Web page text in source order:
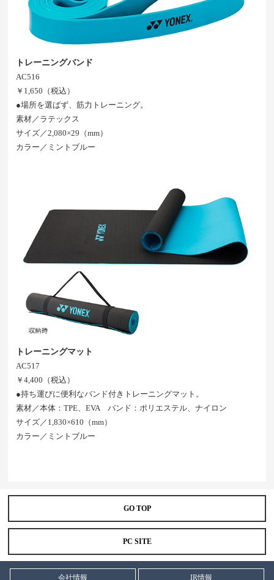
トレーニングバンド
AC516
￥1,650（税込）
●場所を選ばず、筋力トレーニング。
素材／ラテックス
サイズ／2,080×29（mm）
カラー／ミントブルー
トレーニングマット
AC517
￥4,400（税込）
●持ち運びに便利なバンド付きトレーニングマット。
素材／本体：TPE、EVA バンド：ポリエステル、ナイロン
サイズ／1,830×610（mm）
カラー／ミントブルー
GO TOP
PC SITE
会社情報 IR情報